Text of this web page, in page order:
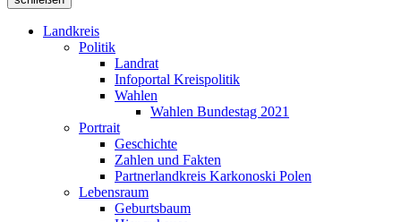
Landkreis
Politik
Landrat
Infoportal Kreispolitik
Wahlen
Wahlen Bundestag 2021
Portrait
Geschichte
Zahlen und Fakten
Partnerlandkreis Karkonoski Polen
Lebensraum
Geburtsbaum